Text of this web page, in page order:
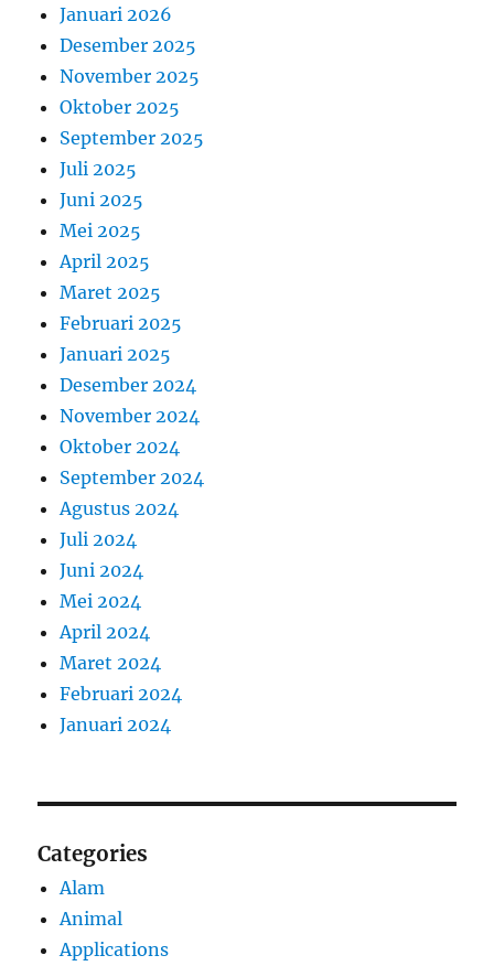
Januari 2026
Desember 2025
November 2025
Oktober 2025
September 2025
Juli 2025
Juni 2025
Mei 2025
April 2025
Maret 2025
Februari 2025
Januari 2025
Desember 2024
November 2024
Oktober 2024
September 2024
Agustus 2024
Juli 2024
Juni 2024
Mei 2024
April 2024
Maret 2024
Februari 2024
Januari 2024
Categories
Alam
Animal
Applications